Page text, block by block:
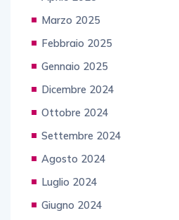
Marzo 2025
Febbraio 2025
Gennaio 2025
Dicembre 2024
Ottobre 2024
Settembre 2024
Agosto 2024
Luglio 2024
Giugno 2024